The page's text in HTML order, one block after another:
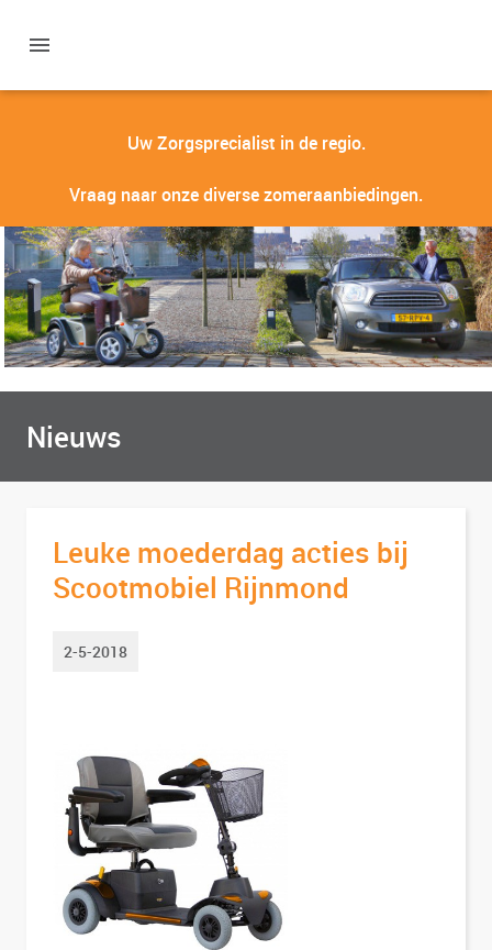
Uw Zorgsprecialist in de regio.
Vraag naar onze diverse zomeraanbiedingen.
Nieuws
Leuke moederdag acties bij
Scootmobiel Rijnmond
2-5-2018